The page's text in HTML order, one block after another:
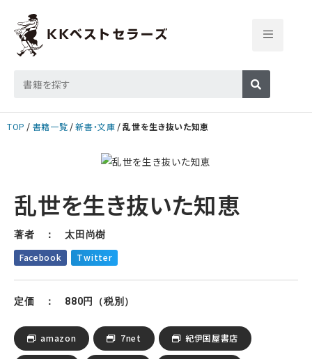
TOP 書籍一覧 新書・文庫 乱世を生き抜いた知恵
乱世を生き抜いた知恵
著者 ： 太田尚樹
Facebook Twitter
定価 ： 880円（税別）
amazon 7net 紀伊国屋書店